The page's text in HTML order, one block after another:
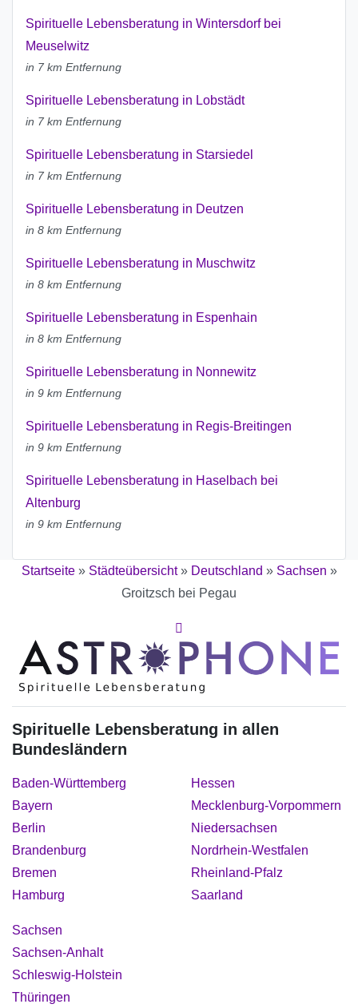
Spirituelle Lebensberatung in Wintersdorf bei
Meuselwitz
in 7 km Entfernung
Spirituelle Lebensberatung in Lobstädt
in 7 km Entfernung
Spirituelle Lebensberatung in Starsiedel
in 7 km Entfernung
Spirituelle Lebensberatung in Deutzen
in 8 km Entfernung
Spirituelle Lebensberatung in Muschwitz
in 8 km Entfernung
Spirituelle Lebensberatung in Espenhain
in 8 km Entfernung
Spirituelle Lebensberatung in Nonnewitz
in 9 km Entfernung
Spirituelle Lebensberatung in Regis-Breitingen
in 9 km Entfernung
Spirituelle Lebensberatung in Haselbach bei
Altenburg
in 9 km Entfernung
Startseite» Städteübersicht» Deutschland » Sachsen »
Groitzsch bei Pegau
Spirituelle Lebensberatung in allen
Bundesländern
Baden-Württemberg
Bayern
Berlin
Brandenburg
Bremen
Hamburg
Hessen
Mecklenburg-Vorpommern
Niedersachsen
Nordrhein-Westfalen
Rheinland-Pfalz
Saarland
Sachsen
Sachsen-Anhalt
Schleswig-Holstein
Thüringen